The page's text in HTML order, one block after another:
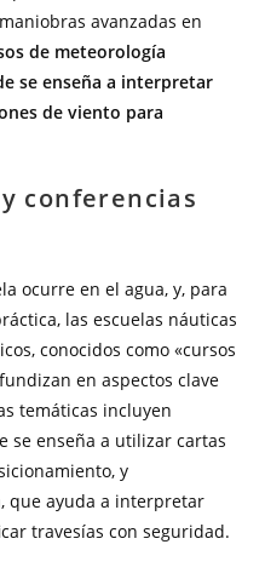
avanzadas en
de meteorología
se enseña a interpretar
de viento para
conferencias
ocurre en el agua, y, para
las escuelas náuticas
conocidos como «cursos
en aspectos clave
temáticas incluyen
se enseña a utilizar cartas
y
que ayuda a interpretar
travesías con seguridad.